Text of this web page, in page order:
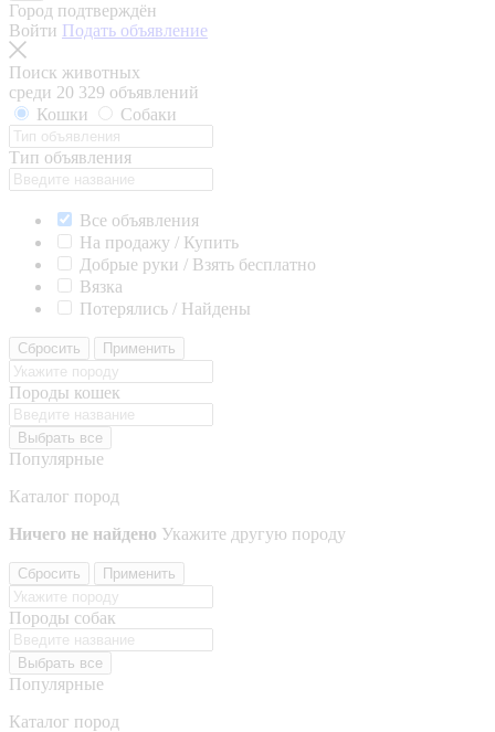
Город подтверждён
Войти Подать объявление
Поиск животных
среди 20 329 объявлений
Кошки
Собаки
Тип объявления
Все объявления
На продажу / Купить
Добрые руки / Взять бесплатно
Вязка
Потерялись / Найдены
Сбросить Применить
Породы кошек
Выбрать все
Популярные
Каталог пород
Ничего не найдено Укажите другую породу
Сбросить Применить
Породы собак
Выбрать все
Популярные
Каталог пород